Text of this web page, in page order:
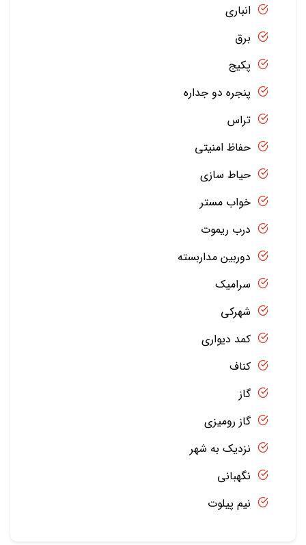
انباری
برق
پکیج
پنجره دو جداره
تراس
حفاظ امنیتی
حیاط سازی
خواب مستر
درب ریموت
دوربین مداربسته
سرامیک
شهرکی
کمد دیواری
کناف
گاز
گاز رومیزی
نزدیک به شهر
نگهبانی
نیم پیلوت